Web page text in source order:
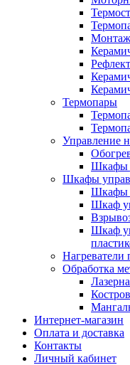
Термопары
Управление
Шкафы
Шкафы
Шкафы
Шкаф
Шкаф
Нагреватели
Обработка
Интернет-магазин
Оплата и доставка
Контакты
Личный кабинет